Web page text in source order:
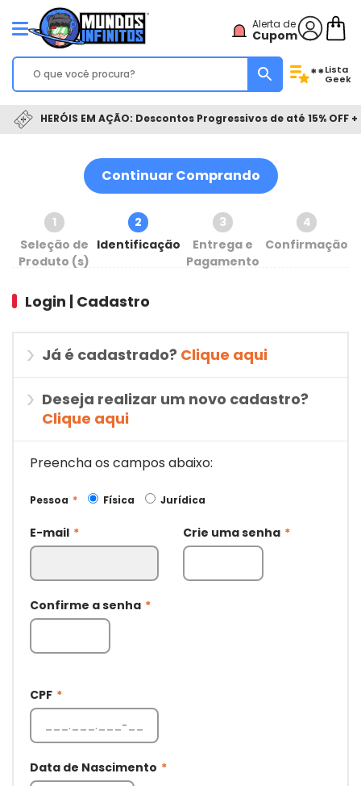
Alerta de
Cupom
**Lista
Geek
HERÓIS EM AÇÃO: Descontos Progressivos de até 15% OFF
Continuar Comprando
1
Seleção de
Produto (s)
2
Identificação
3
Entrega e
Pagamento
4
Confirmação
Login | Cadastro
Já é cadastrado? Clique aqui
Deseja realizar um novo cadastro?
Clique aqui
Preencha os campos abaixo:
Pessoa * Física Jurídica
E-mail * Crie uma senha *
Confirme a senha *
CPF *
Data de Nascimento *